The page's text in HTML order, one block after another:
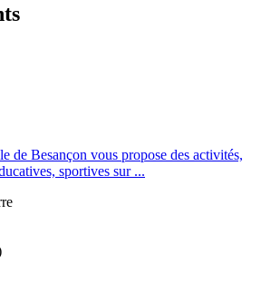
de Besançon vous propose des activités,
sportives sur ...